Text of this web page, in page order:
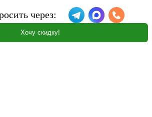
через:
Хочу скидку!